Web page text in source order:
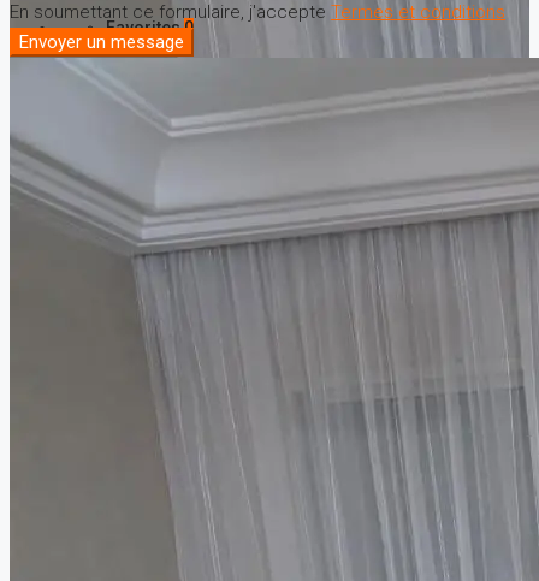
Favorites0
En soumettant ce formulaire, j'accepte Termes et conditions
Envoyer un message